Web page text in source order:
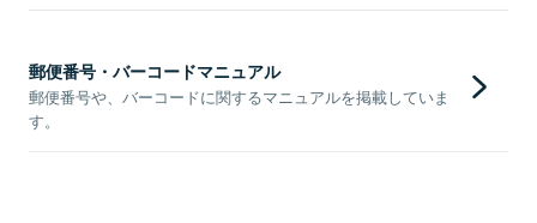
郵便番号・バーコードマニュアル
郵便番号や、バーコードに関するマニュアルを掲載していま
す。